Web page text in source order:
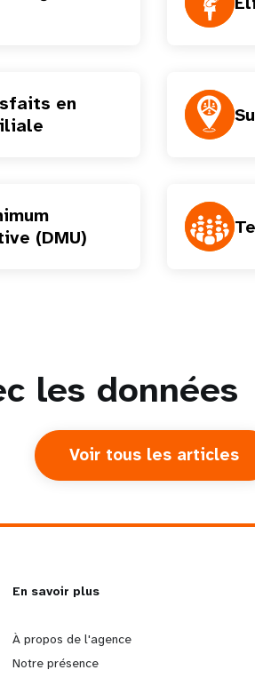
en
(DMU)
les données
Voir tous les articles
L
e
En savoir plus
À propos de l'agence
Notre présence